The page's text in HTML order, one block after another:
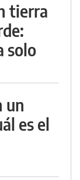
tierra
solo
un
es el